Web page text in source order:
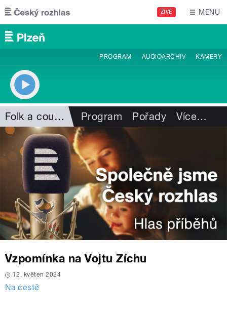
Přejít k hlavnímu obsahu
ŽIVĚ MENU
PROGRAM AUDIOARCHIV KAMERY
Folk a country Program Pořady Více…
Vzpomínka na Vojtu Zíchu
12. květen 2024
Na cestě